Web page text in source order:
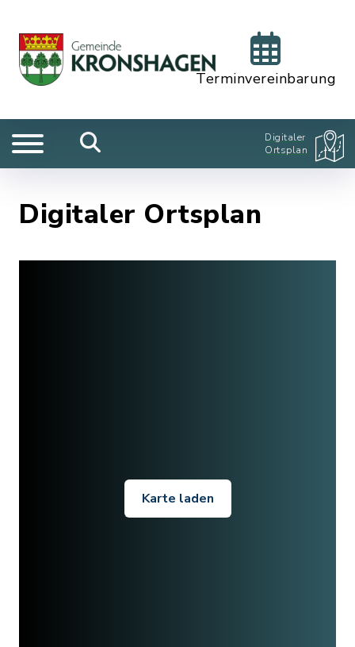
Terminvereinbarung
Digitaler
Ortsplan
Digitaler Ortsplan
Karte laden